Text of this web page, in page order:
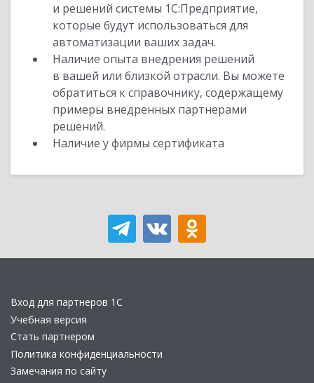
и решений системы 1С:Предприятие,
которые будут использоваться для
автоматизации ваших задач.
Наличие опыта внедрения решений
в вашей или близкой отрасли. Вы можете
обратиться к справочнику, содержащему
примеры внедренных партнерами
решений.
Наличие у фирмы сертификата
Вход для партнеров 1С
Учебная версия
Стать партнером
Политика конфиденциальности
Замечания по сайту